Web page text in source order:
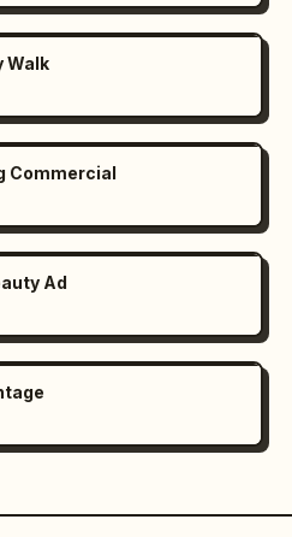
a partir da planta 2D —
sobem
a pegada exata.
dos quartos, k"
Walk
Commercial
Ad